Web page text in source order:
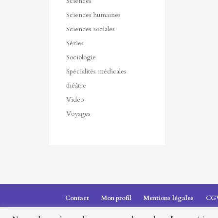
Sciences humaines
Sciences sociales
Séries
Sociologie
Spécialités médicales
théâtre
Vidéo
Voyages
Contact Mon profil Mentions légales